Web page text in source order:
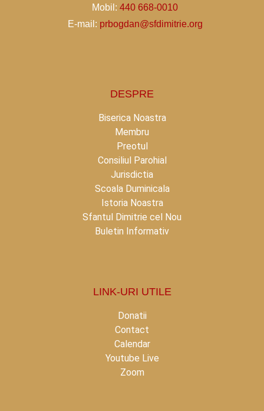
Mobil: 440 668-0010
E-mail: prbogdan@sfdimitrie.org
DESPRE
Biserica Noastra
Membru
Preotul
Consiliul Parohial
Jurisdictia
Scoala Duminicala
Istoria Noastra
Sfantul Dimitrie cel Nou
Buletin Informativ
LINK-URI UTILE
Donatii
Contact
Calendar
Youtube Live
Zoom